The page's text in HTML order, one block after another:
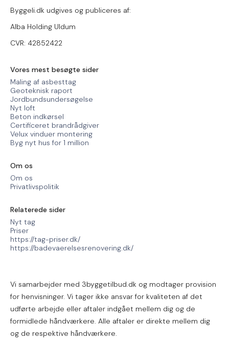
Byggeli.dk udgives og publiceres af:
Alba Holding Uldum
CVR: 42852422
Vores mest besøgte sider
Maling af asbesttag
Geoteknisk raport
Jordbundsundersøgelse
Nyt loft
Beton indkørsel
Certificeret brandrådgiver
Velux vinduer montering
Byg nyt hus for 1 million
Om os
Om os
Privatlivspolitik
Relaterede sider
Nyt tag
Priser
https://tag-priser.dk/
https://badevaerelsesrenovering.dk/
Vi samarbejder med 3byggetilbud.dk og modtager provision
for henvisninger. Vi tager ikke ansvar for kvaliteten af det
udførte arbejde eller aftaler indgået mellem dig og de
formidlede håndværkere. Alle aftaler er direkte mellem dig
og de respektive håndværkere.